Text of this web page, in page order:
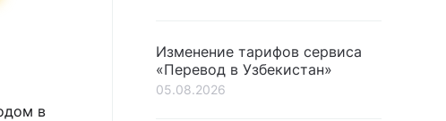
в
Изменение тарифов сервиса
«Перевод в Узбекистан»
05.08.2026